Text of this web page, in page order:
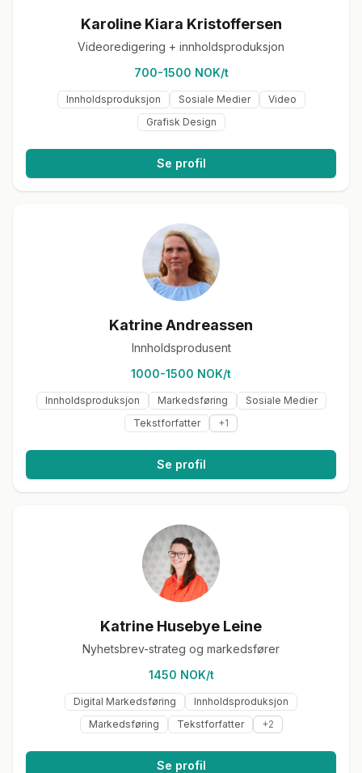
Karoline Kiara Kristoffersen
Videoredigering + innholdsproduksjon
700-1500 NOK/t
Innholdsproduksjon Sosiale Medier
Video
Grafisk Design
Se profil
Katrine Andreassen
Innholdsprodusent
1000-1500 NOK/t
Innholdsproduksjon Markedsføring
Sosiale Medier
Tekstforfatter
+1
Se profil
Katrine Husebye Leine
Nyhetsbrev-strateg og markedsfører
1450 NOK/t
Digital Markedsføring
Innholdsproduksjon
Markedsføring
Tekstforfatter +2
Se profil